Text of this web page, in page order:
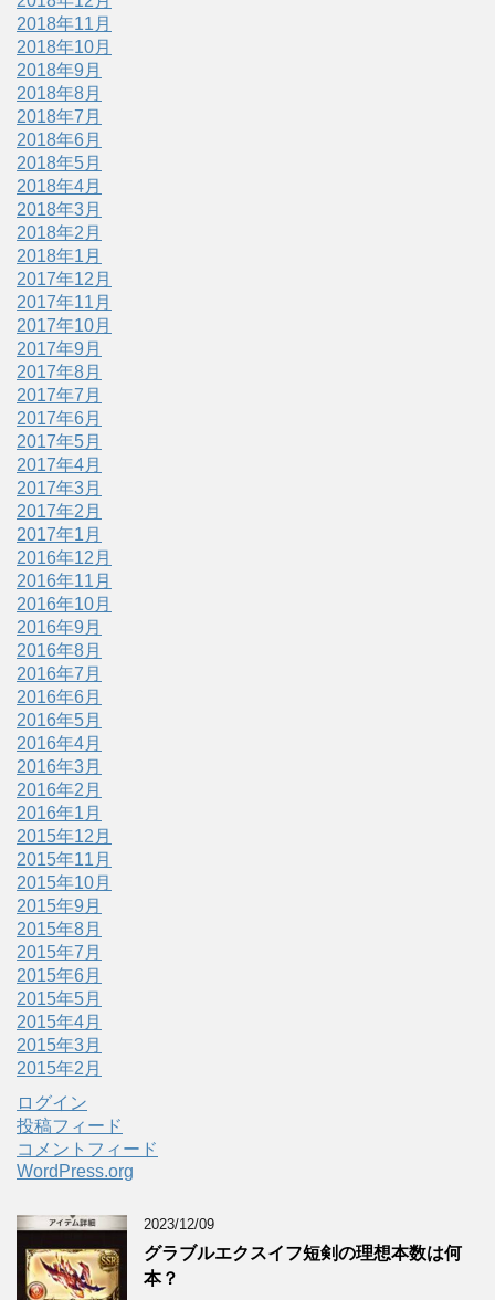
2018年11月
2018年10月
2018年9月
2018年8月
2018年7月
2018年6月
2018年5月
2018年4月
2018年3月
2018年2月
2018年1月
2017年12月
2017年11月
2017年10月
2017年9月
2017年8月
2017年7月
2017年6月
2017年5月
2017年4月
2017年3月
2017年2月
2017年1月
2016年12月
2016年11月
2016年10月
2016年9月
2016年8月
2016年7月
2016年6月
2016年5月
2016年4月
2016年3月
2016年2月
2016年1月
2015年12月
2015年11月
2015年10月
2015年9月
2015年8月
2015年7月
2015年6月
2015年5月
2015年4月
2015年3月
2015年2月
ログイン
投稿フィード
コメントフィード
WordPress.org
2023/12/09
グラブルエクスイフ短剣の理想本数は何
本？